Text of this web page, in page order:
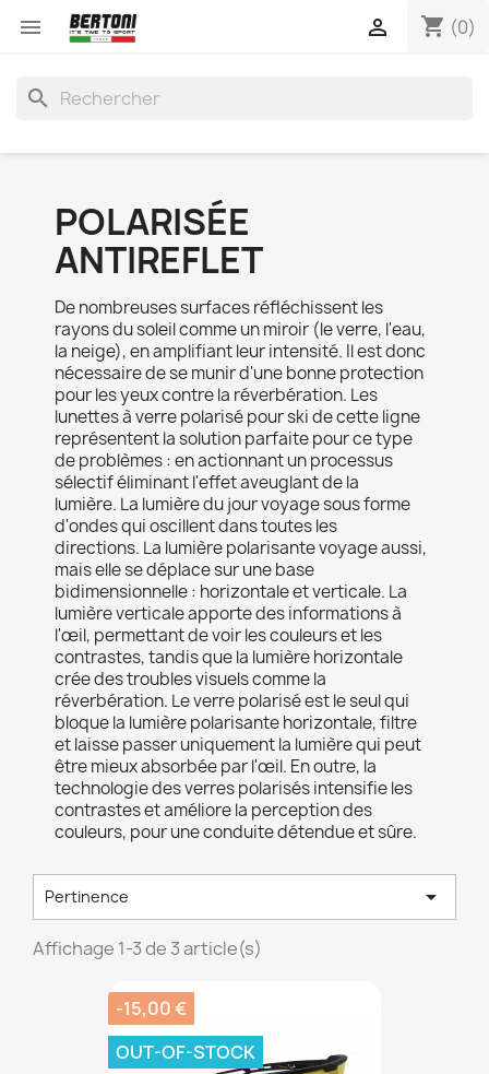
 shopping_cart (0)

search
POLARISÉE
ANTIREFLET
De nombreuses surfaces réfléchissent les
rayons du soleil comme un miroir (le verre, l'eau,
la neige), en amplifiant leur intensité. Il est donc
nécessaire de se munir d'une bonne protection
pour les yeux contre la réverbération. Les
lunettes à verre polarisé pour ski de cette ligne
représentent la solution parfaite pour ce type
de problèmes : en actionnant un processus
sélectif éliminant l'effet aveuglant de la
lumière. La lumière du jour voyage sous forme
d'ondes qui oscillent dans toutes les
directions. La lumière polarisante voyage aussi,
mais elle se déplace sur une base
bidimensionnelle : horizontale et verticale. La
lumière verticale apporte des informations à
l'œil, permettant de voir les couleurs et les
contrastes, tandis que la lumière horizontale
crée des troubles visuels comme la
réverbération. Le verre polarisé est le seul qui
bloque la lumière polarisante horizontale, filtre
et laisse passer uniquement la lumière qui peut
être mieux absorbée par l'œil. En outre, la
technologie des verres polarisés intensifie les
contrastes et améliore la perception des
couleurs, pour une conduite détendue et sûre.
Pertinence 
Affichage 1-3 de 3 article(s)
-15,00 €
OUT-OF-STOCK